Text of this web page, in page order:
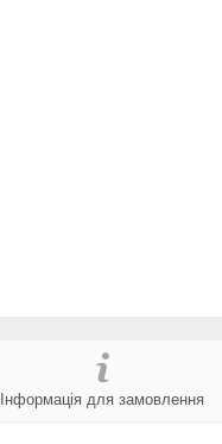
Інформація для замовлення